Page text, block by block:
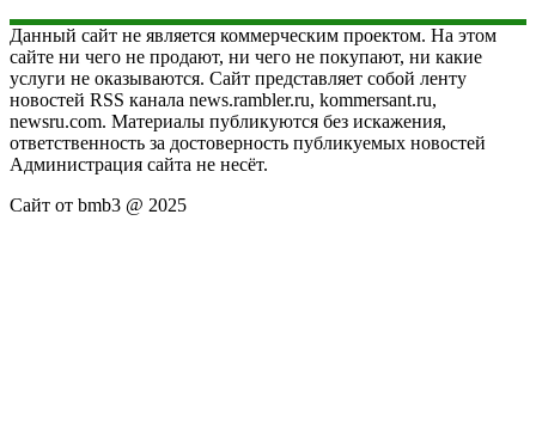
Данный сайт не является коммерческим проектом. На этом
сайте ни чего не продают, ни чего не покупают, ни какие
услуги не оказываются. Сайт представляет собой ленту
новостей RSS канала news.rambler.ru, kommersant.ru,
newsru.com. Материалы публикуются без искажения,
ответственность за достоверность публикуемых новостей
Администрация сайта не несёт.
Сайт от bmb3 @ 2025